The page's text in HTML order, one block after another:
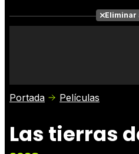
Noticias
Críticas
Eliminar
Portada Películas
Las tierras